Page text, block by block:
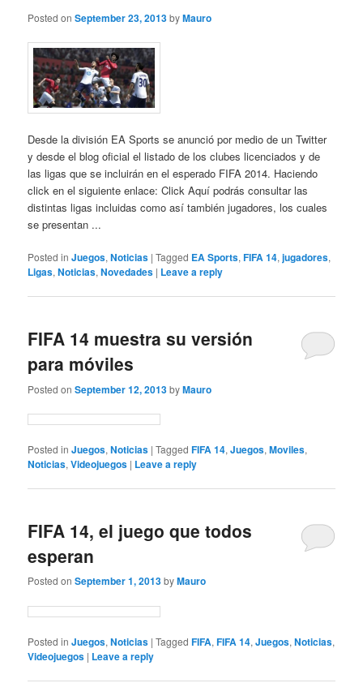
Posted onSeptember 23, 2013byMauro
Desde la división EA Sports se anunció por medio de un Twitter
y desde el blog oficial el listado de los clubes licenciados y de
las ligas que se incluirán en el esperado FIFA 2014. Haciendo
click en el siguiente enlace: Click Aquí podrás consultar las
distintas ligas incluidas como así también jugadores, los cuales
se presentan ...
Posted in Juegos,Noticias |Tagged EA Sports,FIFA 14,jugadores,
Ligas,Noticias,Novedades | Leave a reply
FIFA 14 muestra su versión
para móviles
Posted onSeptember 12, 2013byMauro
Posted in Juegos,Noticias |Tagged FIFA 14,Juegos,Moviles,
Noticias,Videojuegos | Leave a reply
FIFA 14, el juego que todos
esperan
Posted onSeptember 1, 2013byMauro
Posted in Juegos,Noticias |Tagged FIFA,FIFA 14,Juegos,Noticias,
Videojuegos | Leave a reply